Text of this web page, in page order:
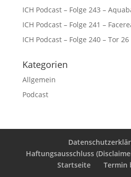
ICH Podcast – Folge 243 –
ICH Podcast – Folge 241 –
ICH Podcast – Folge 240 – Tor 26
Kategorien
Allgemein
Podcast
Haftungsausschluss
Startseite
Termin